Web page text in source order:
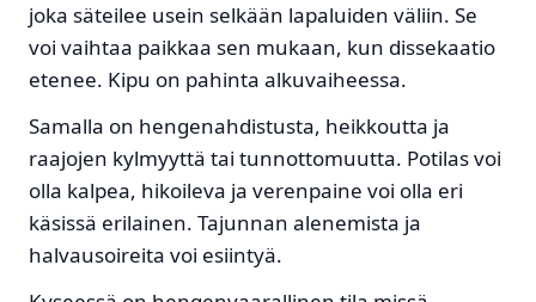
joka säteilee usein selkään lapaluiden väliin. Se
voi vaihtaa paikkaa sen mukaan, kun dissekaatio
etenee. Kipu on pahinta alkuvaiheessa.
Samalla on hengenahdistusta, heikkoutta ja
raajojen kylmyyttä tai tunnottomuutta. Potilas voi
olla kalpea, hikoileva ja verenpaine voi olla eri
käsissä erilainen. Tajunnan alenemista ja
halvausoireita voi esiintyä.